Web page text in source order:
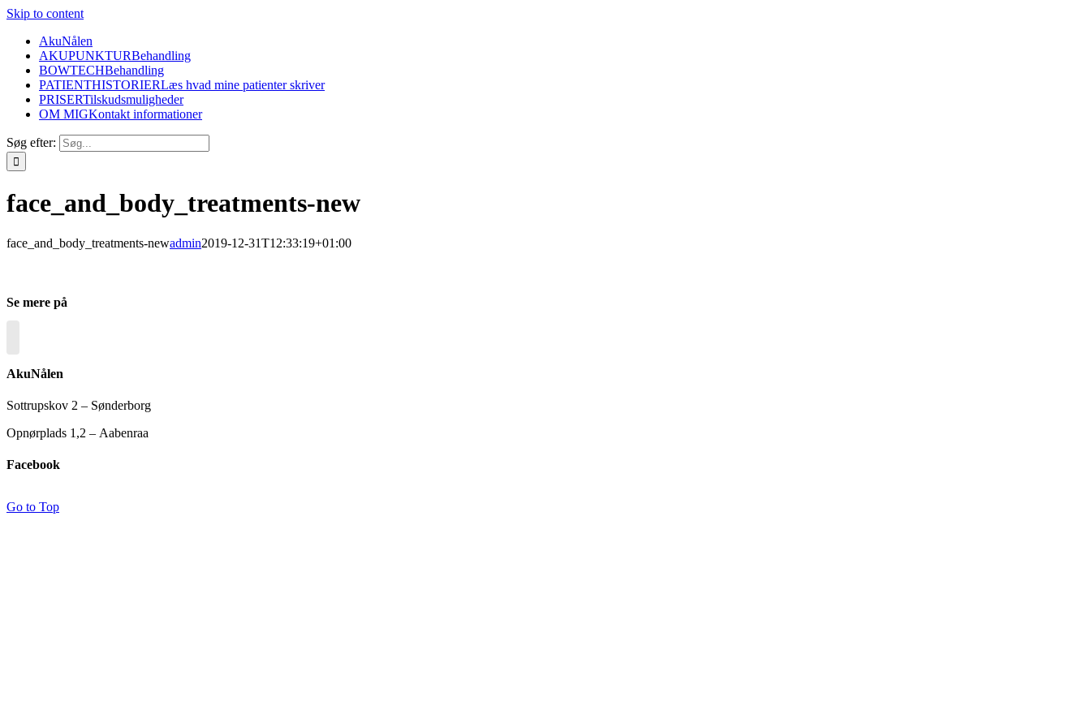
Skip to content
AkuNålen
AKUPUNKTURBehandling
BOWTECHBehandling
PATIENTHISTORIERLæs hvad mine patienter skriver
PRISERTilskudsmuligheder
OM MIGKontakt informationer
Søg efter:
face_and_body_treatments-new
face_and_body_treatments-newadmin2019-12-31T12:33:19+01:00
Se mere på
AkuNålen
Sottrupskov 2 – Sønderborg
Opnørplads 1,2 – Aabenraa
Facebook
Go to Top